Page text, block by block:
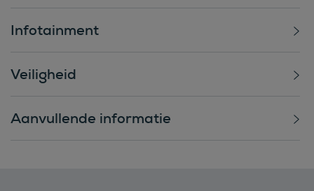
Infotainment
Veiligheid
Aanvullende informatie